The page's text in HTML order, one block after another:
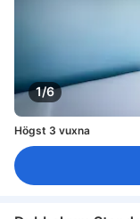
1/6
Högst 3 vuxna